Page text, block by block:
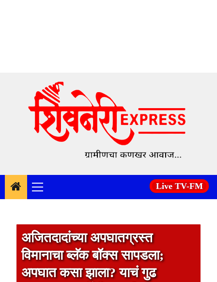
content
Primary
Menu
Live TV-FM
अजितदादांच्या अपघातग्रस्त
विमानाचा ब्लॅक बॉक्स सापडला;
अपघात कसा झाला? याचं गुढ